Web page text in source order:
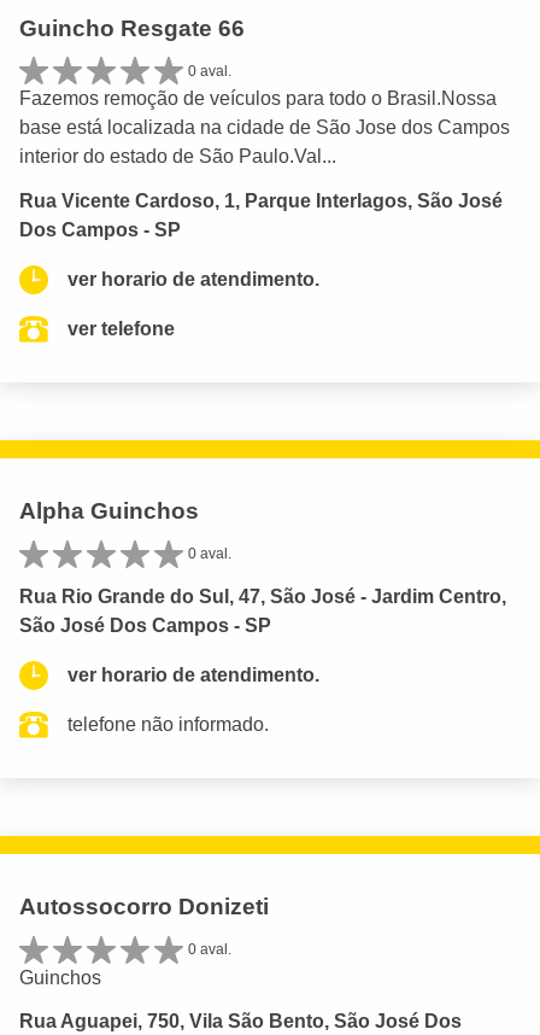
Guincho Resgate 66
0 aval.
Fazemos remoção de veículos para todo o Brasil.Nossa
base está localizada na cidade de São Jose dos Campos
interior do estado de São Paulo.Val...
Rua Vicente Cardoso, 1, Parque Interlagos, São José
Dos Campos - SP
ver horario de atendimento.
ver telefone
Alpha Guinchos
0 aval.
Rua Rio Grande do Sul, 47, São José - Jardim Centro,
São José Dos Campos - SP
ver horario de atendimento.
telefone não informado.
Autossocorro Donizeti
0 aval.
Guinchos
Rua Aguapei, 750, Vila São Bento, São José Dos